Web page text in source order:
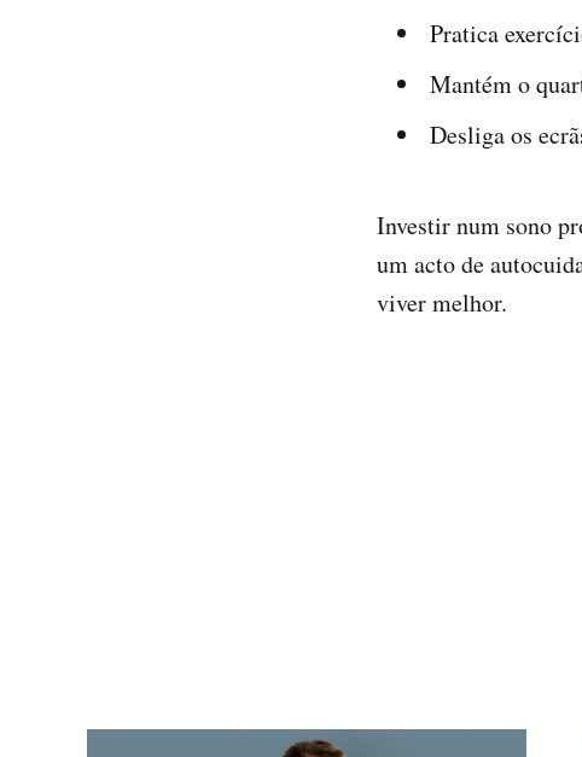
Pratica
Mantém o
Desliga os
Investir num sono
um acto de
viver melhor.